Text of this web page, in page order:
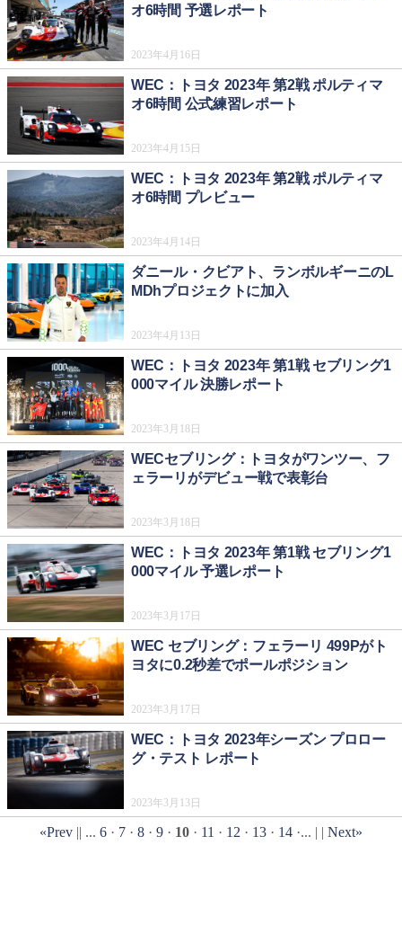
オ6時間 予選レポート
2023年4月16日
WEC：トヨタ 2023年 第2戦 ポルティマ
オ6時間 公式練習レポート
2023年4月15日
WEC：トヨタ 2023年 第2戦 ポルティマ
オ6時間 プレビュー
2023年4月14日
ダニール・クビアト、ランボルギーニのL
MDhプロジェクトに加入
2023年4月13日
WEC：トヨタ 2023年 第1戦 セブリング1
000マイル 決勝レポート
2023年3月18日
WECセブリング：トヨタがワンツー、フ
ェラーリがデビュー戦で表彰台
2023年3月18日
WEC：トヨタ 2023年 第1戦 セブリング1
000マイル 予選レポート
2023年3月17日
WEC セブリング：フェラーリ 499Pがト
ヨタに0.2秒差でポールポジション
2023年3月17日
WEC：トヨタ 2023年シーズン プロロー
グ・テスト レポート
2023年3月13日
«Prev || ... 6 · 7 · 8 · 9 · 10 · 11 · 12 · 13 · 14 ·... | | Next»